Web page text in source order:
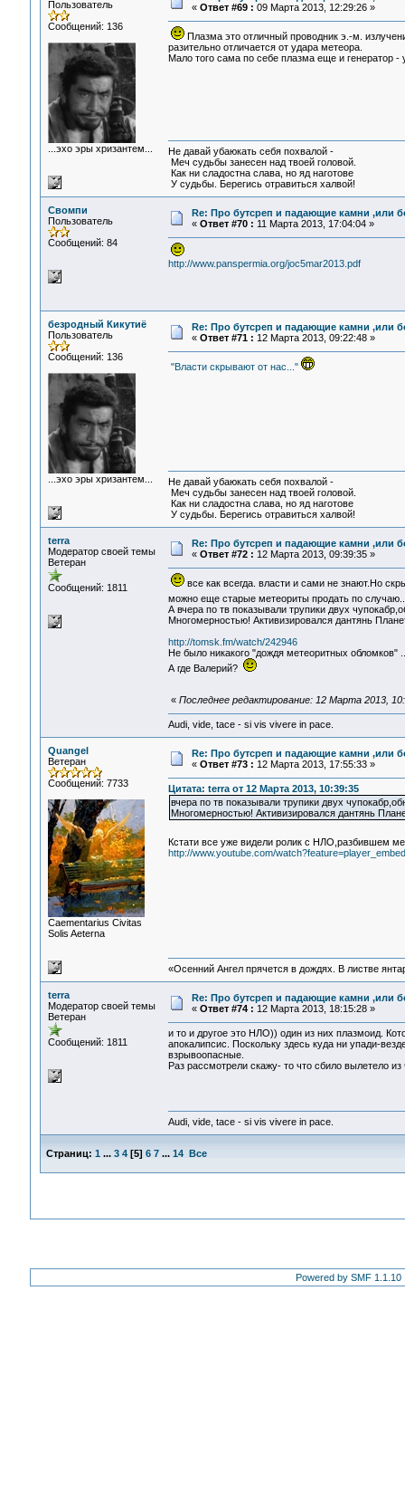
Пользователь
Сообщений: 136
...эхо эры хризантем...
« Ответ #69 : 09 Марта 2013, 12:29:26 »
Плазма это отличный проводник э.-м.
разительно отличается от удара метеора.
Мало того сама по себе плазма еще и генератор -
Не давай убаюкать себя похвалой -
Меч судьбы занесен над твоей головой.
Как ни сладостна слава, но яд наготове
У судьбы. Берегись отравиться халвой!
Свомпи
Пользователь
Сообщений: 84
Re: Про бутсреп и падающие камни ,или
« Ответ #70 : 11 Марта 2013, 17:04:04 »
http://www.panspermia.org/joc5mar2013.pdf
безродный Кикутиё
Пользователь
Сообщений: 136
...эхо эры хризантем...
Re: Про бутсреп и падающие камни ,или
« Ответ #71 : 12 Марта 2013, 09:22:48 »
"Власти скрывают от нас..."
Не давай убаюкать себя похвалой -
Меч судьбы занесен над твоей головой.
Как ни сладостна слава, но яд наготове
У судьбы. Берегись отравиться халвой!
terra
Модератор своей темы
Ветеран
Сообщений: 1811
Re: Про бутсреп и падающие камни ,или
« Ответ #72 : 12 Марта 2013, 09:39:35 »
все как всегда. власти и сами не знают.Но
можно еще старые метеориты продать по
А вчера по тв показывали трупики двух
Многомерностью! Активизировался дантянь
http://tomsk.fm/watch/242946
Не было никакого "дождя метеоритных
А где Валерий?
« Последнее редактирование: 12 Марта 2013,
Audi, vide, tace - si vis vivere in pace.
Quangel
Ветеран
Сообщений: 7733
Сaementarius Civitas
Solis Aeterna
Re: Про бутсреп и падающие камни ,или
« Ответ #73 : 12 Марта 2013, 17:55:33 »
Цитата: terra от 12 Марта 2013, 10:39:35
вчера по тв показывали трупики двух
Многомерностью! Активизировался дантянь
Кстати все уже видели ролик с НЛО,разбившем
http://www.youtube.com/
«Осенний Ангел прячется в дождях. В листве
terra
Модератор своей темы
Ветеран
Сообщений: 1811
Re: Про бутсреп и падающие камни ,или
« Ответ #74 : 12 Марта 2013, 18:15:28 »
и то и другое это НЛО)) один из них плазмоид.
апокалипсис. Поскольку здесь куда ни упади-
взрывоопасные.
Раз рассмотрели скажу- то что сбило вылетело
Audi, vide, tace - si vis vivere in pace.
Страниц: 1 ... 3 4[5] 6 7 ... 14 Все
Powered by SMF 1.1.10